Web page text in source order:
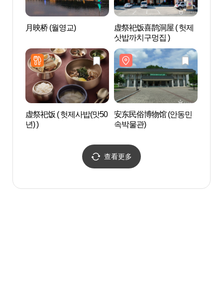
月映桥 (월영교)
虚祭祀饭喜鹊洞屋 ( 헛제
삿밥까치구멍집 )
虚祭祀饭 ( 헛제사밥(맛50
년) )
安东民俗博物馆 (안동민
속박물관)
查看更多